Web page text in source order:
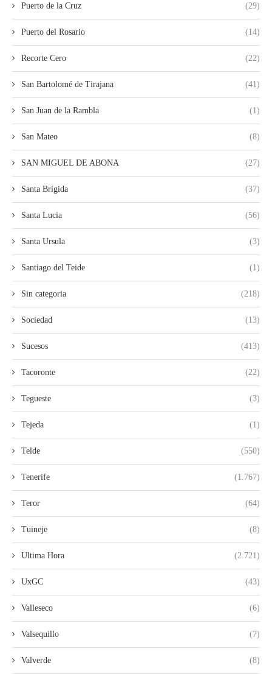
Puerto de la Cruz (29)
Puerto del Rosario (14)
Recorte Cero (22)
San Bartolomé de Tirajana (41)
San Juan de la Rambla (1)
San Mateo (8)
SAN MIGUEL DE ABONA (27)
Santa Brígida (37)
Santa Lucia (56)
Santa Ursula (3)
Santiago del Teide (1)
Sin categoria (218)
Sociedad (13)
Sucesos (413)
Tacoronte (22)
Tegueste (3)
Tejeda (1)
Telde (550)
Tenerife (1.767)
Teror (64)
Tuineje (8)
Ultima Hora (2.721)
UxGC (43)
Valleseco (6)
Valsequillo (7)
Valverde (8)